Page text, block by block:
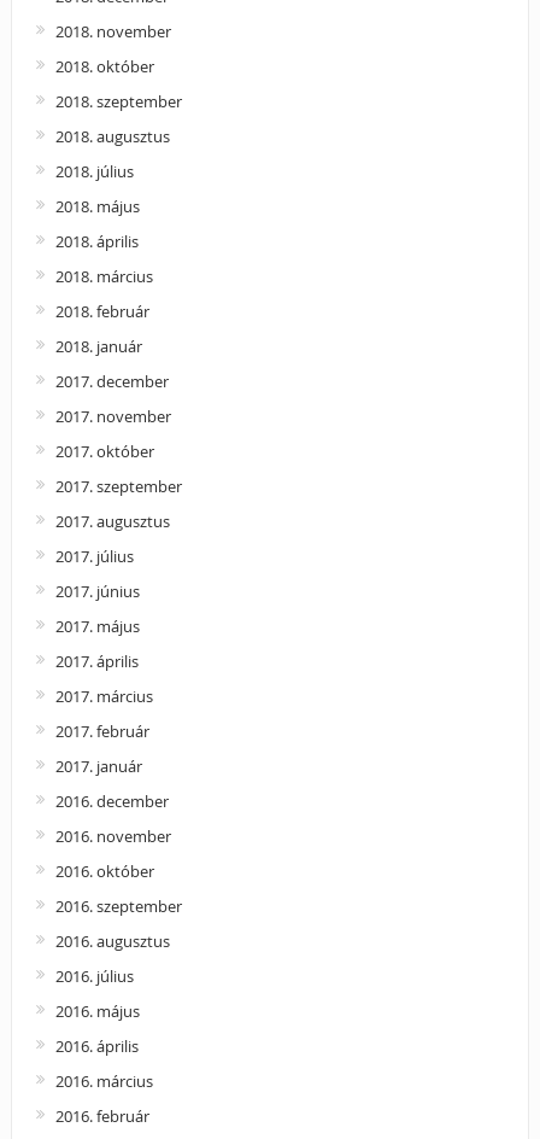
2018. november
2018. október
2018. szeptember
2018. augusztus
2018. július
2018. május
2018. április
2018. március
2018. február
2018. január
2017. december
2017. november
2017. október
2017. szeptember
2017. augusztus
2017. július
2017. június
2017. május
2017. április
2017. március
2017. február
2017. január
2016. december
2016. november
2016. október
2016. szeptember
2016. augusztus
2016. július
2016. május
2016. április
2016. március
2016. február